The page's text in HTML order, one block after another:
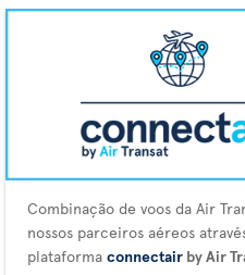
Combinação de voos da Air
nossos parceiros aéreos
plataforma connectair by Air